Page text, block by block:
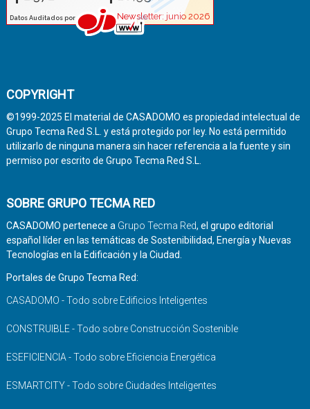
COPYRIGHT
©1999-2025 El material de CASADOMO es propiedad intelectual de
Grupo Tecma Red S.L. y está protegido por ley. No está permitido
utilizarlo de ninguna manera sin hacer referencia a la fuente y sin
permiso por escrito de Grupo Tecma Red S.L.
SOBRE GRUPO TECMA RED
CASADOMO pertenece a Grupo Tecma Red, el grupo editorial
español líder en las temáticas de Sostenibilidad, Energía y Nuevas
Tecnologías en la Edificación y la Ciudad.
Portales de Grupo Tecma Red:
CASADOMO - Todo sobre Edificios Inteligentes
CONSTRUIBLE - Todo sobre Construcción Sostenible
ESEFICIENCIA - Todo sobre Eficiencia Energética
ESMARTCITY - Todo sobre Ciudades Inteligentes